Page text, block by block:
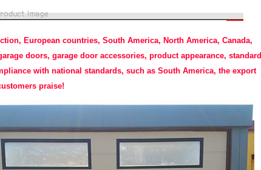
European countries, South America, North America, Canada,
doors, garage door accessories, product appearance, standard
with national standards, such as South America, the export
praise!